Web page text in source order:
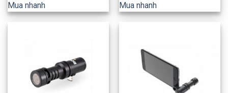
Mua nhanh Mua nhanh